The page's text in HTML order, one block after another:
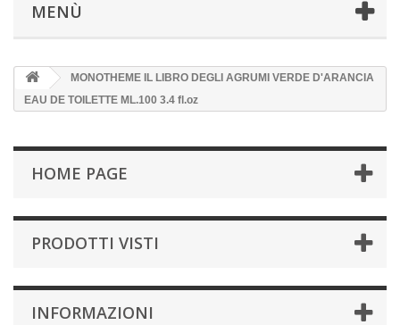
MENÙ
MONOTHEME IL LIBRO DEGLI AGRUMI VERDE D'ARANCIA
EAU DE TOILETTE ML.100 3.4 fl.oz
HOME PAGE
PRODOTTI VISTI
INFORMAZIONI